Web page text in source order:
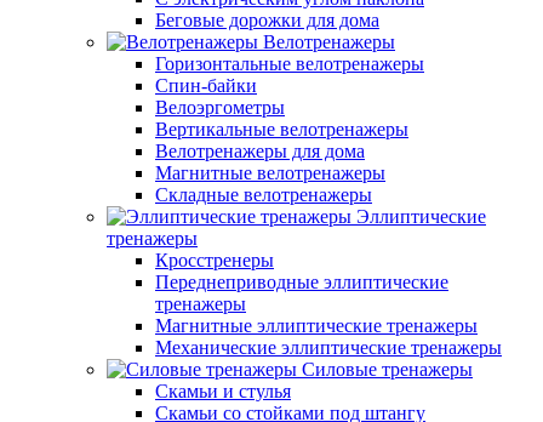
Беговые дорожки для дома
Велотренажеры
Горизонтальные велотренажеры
Спин-байки
Велоэргометры
Вертикальные велотренажеры
Велотренажеры для дома
Магнитные велотренажеры
Складные велотренажеры
Эллиптические
тренажеры
Кросстренеры
Переднеприводные эллиптические
тренажеры
Магнитные эллиптические тренажеры
Механические эллиптические тренажеры
Силовые тренажеры
Скамьи и стулья
Скамьи со стойками под штангу